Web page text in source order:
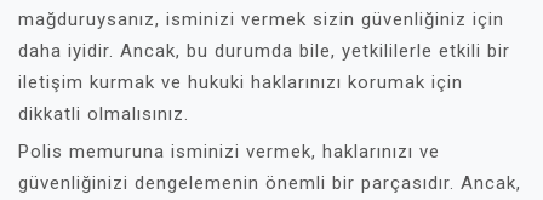
mağduruysanız, isminizi vermek sizin güvenliğiniz için
daha iyidir. Ancak, bu durumda bile, yetkililerle etkili bir
iletişim kurmak ve hukuki haklarınızı korumak için
dikkatli olmalısınız.
Polis memuruna isminizi vermek, haklarınızı ve
güvenliğinizi dengelemenin önemli bir parçasıdır. Ancak,